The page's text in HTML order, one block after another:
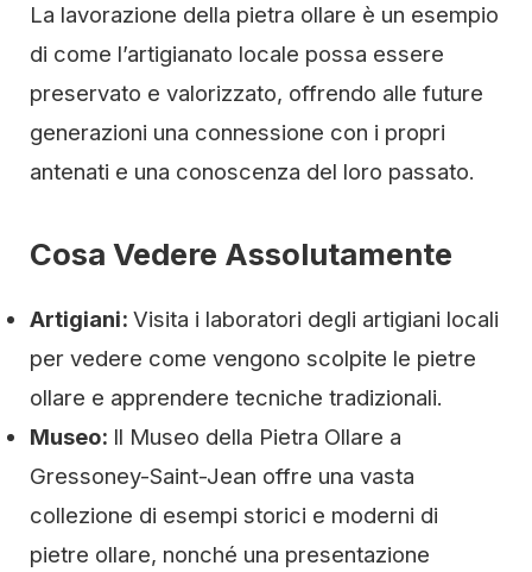
La lavorazione della pietra ollare è un esempio
di come l’artigianato locale possa essere
preservato e valorizzato, offrendo alle future
generazioni una connessione con i propri
antenati e una conoscenza del loro passato.
Cosa Vedere Assolutamente
Artigiani: Visita i laboratori degli artigiani locali
per vedere come vengono scolpite le pietre
ollare e apprendere tecniche tradizionali.
Museo: Il Museo della Pietra Ollare a
Gressoney-Saint-Jean offre una vasta
collezione di esempi storici e moderni di
pietre ollare, nonché una presentazione